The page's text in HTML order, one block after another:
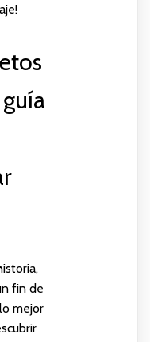
fin de
mejor